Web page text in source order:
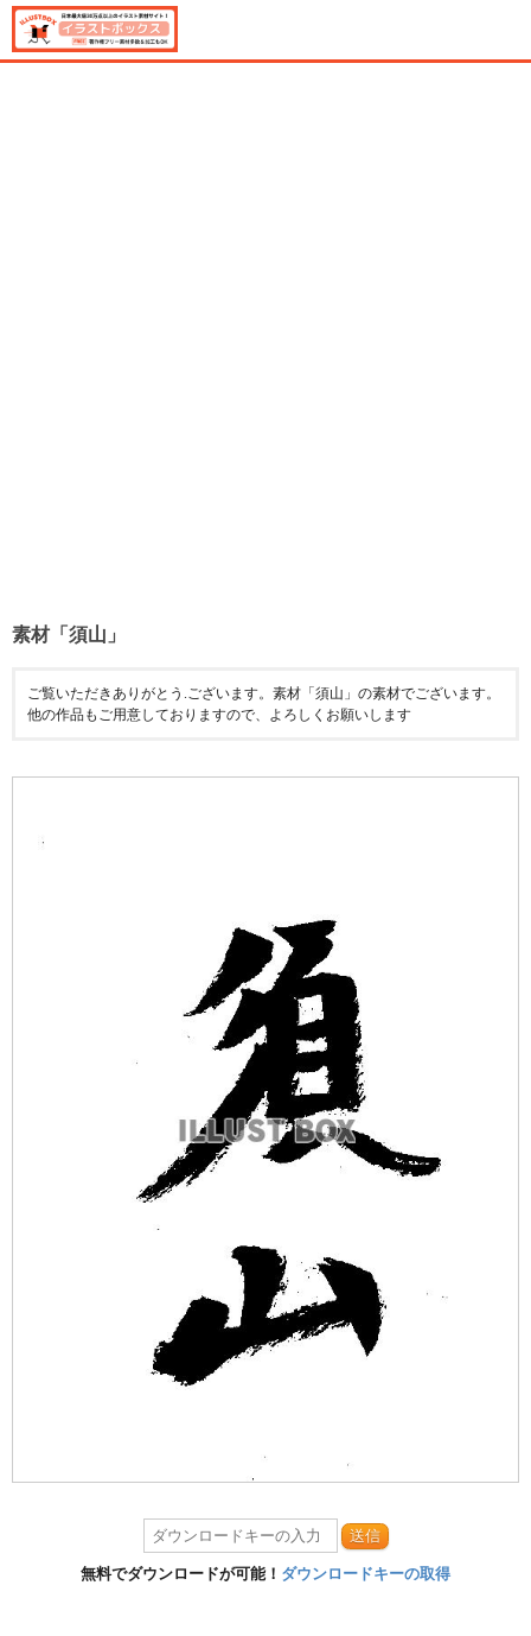
素材「須山」
ご覧いただきありがとう.ございます。素材「須山」の素材でございます。
他の作品もご用意しておりますので、よろしくお願いします
送信
無料でダウンロードが可能！ ダウンロードキーの取得